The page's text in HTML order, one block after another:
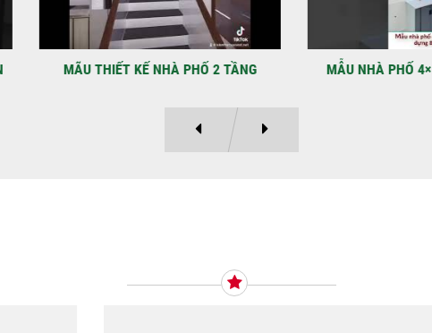
Kỳ
MÃU THIẾT KẾ NHÀ PHỐ 2 TẦNG MẪU NHÀ PHỐ 4×12 1